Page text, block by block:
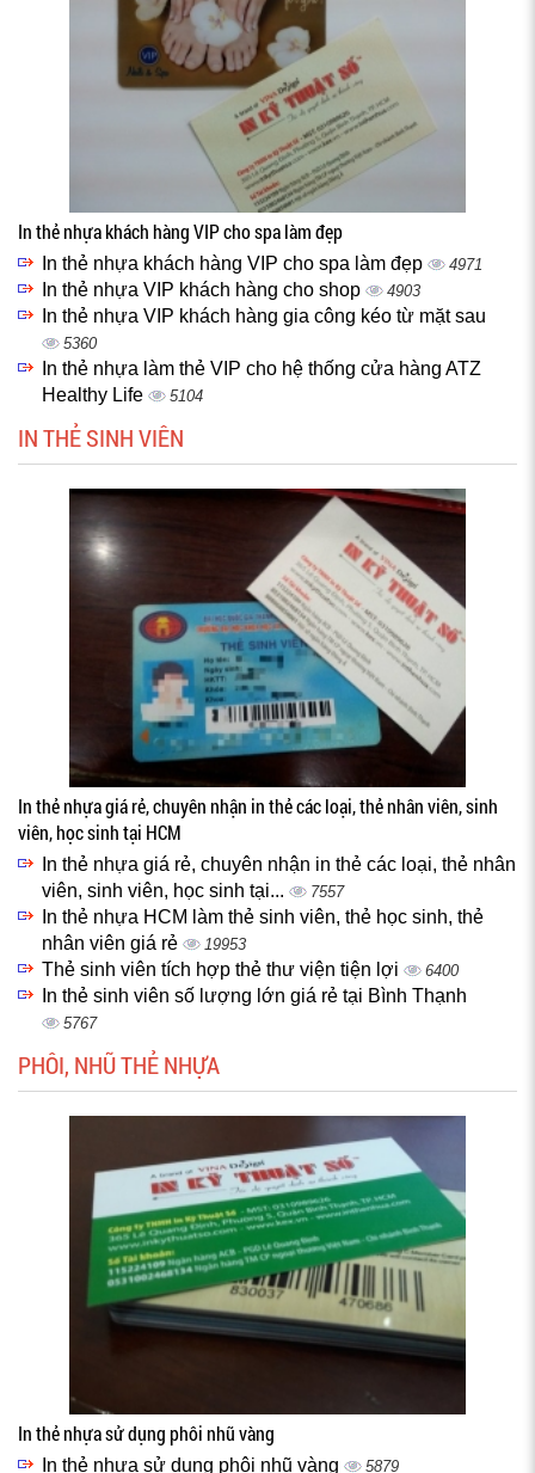
In thẻ nhựa khách hàng VIP cho spa làm đẹp
In thẻ nhựa khách hàng VIP cho spa làm đẹp 4971
In thẻ nhựa VIP khách hàng cho shop 4903
In thẻ nhựa VIP khách hàng gia công kéo từ mặt sau
5360
In thẻ nhựa làm thẻ VIP cho hệ thống cửa hàng ATZ
Healthy Life
5104
IN THẺ SINH VIÊN
In thẻ nhựa giá rẻ, chuyên nhận in thẻ các loại, thẻ nhân viên, sinh
viên, học sinh tại HCM
In thẻ nhựa giá rẻ, chuyên nhận in thẻ các loại, thẻ nhân
viên, sinh viên, học sinh tại...
7557
In thẻ nhựa HCM làm thẻ sinh viên, thẻ học sinh, thẻ
nhân viên giá rẻ
19953
Thẻ sinh viên tích hợp thẻ thư viện tiện lợi 6400
In thẻ sinh viên số lượng lớn giá rẻ tại Bình Thạnh
5767
PHÔI, NHŨ THẺ NHỰA
In thẻ nhựa sử dụng phôi nhũ vàng
In thẻ nhựa sử dụng phôi nhũ vàng 5879